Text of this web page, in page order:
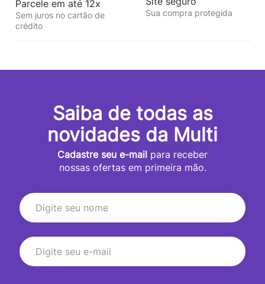
Parcele em até 12x
Sem juros no cartão de
crédito
Sua compra protegida
Saiba de todas as
novidades da Multi
Cadastre seu e-mail para receber
nossas ofertas em primeira mão.